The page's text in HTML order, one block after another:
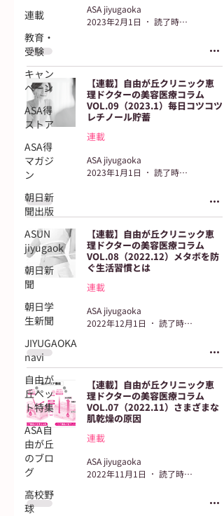
連載
教育・
受験
キャン
ペーン
ASA得
ストア
ASA得
マガジ
ン
朝日新
聞出版
ASUN
jiyugaok
朝日新
聞
朝日学
生新聞
JIYUGAOKA
navi
自由が
丘ペッ
ト特集
ASA自
由が丘
のブロ
グ
高校野
球
ASA jiyugaoka
2023年2月1日
読了時間: 3分
【連載】自由が丘クリニック恵
理ドクターの美容医療コラム
VOL.09（2023.1）毎日コツコツ
レチノール貯蓄
連載
ASA jiyugaoka
2023年1月1日
読了時間: 3分
【連載】自由が丘クリニック恵
理ドクターの美容医療コラム
VOL.08（2022.12）メタボを防
ぐ生活習慣とは
連載
ASA jiyugaoka
2022年12月1日
読了時間: 3分
【連載】自由が丘クリニック恵
理ドクターの美容医療コラム
VOL.07（2022.11）さまざまな
肌乾燥の原因
連載
ASA jiyugaoka
2022年11月1日
読了時間: 3分